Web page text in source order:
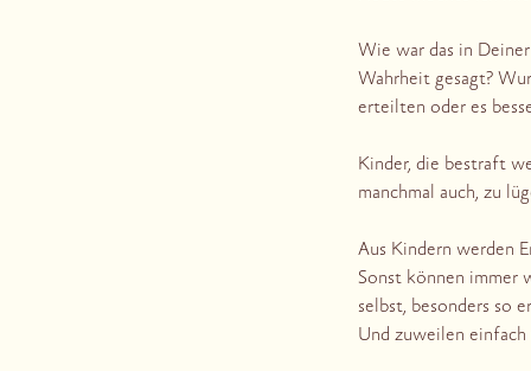
Wie war das in
Wahrheit gesagt?
erteilten oder es
Kinder, die bestraft
manchmal auch, zu
Aus Kindern werden
Sonst können immer
selbst, besonders so
Und zuweilen einfach